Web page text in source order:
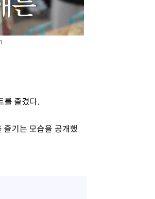
를 즐겼다.
기는 모습을 공개했